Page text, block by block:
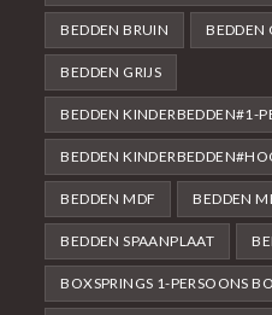
BEDDEN BRUIN BEDDEN
BEDDEN GRIJS
BEDDEN KINDERBEDDEN#1-
BEDDEN
BEDDEN MDF BEDDEN
BEDDEN SPAANPLAAT
BOXSPRINGS 1-PERSOONS